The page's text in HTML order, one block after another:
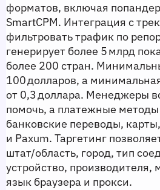
форматов, включая
SmartCPM. Интеграция с
фильтровать трафик по
генерирует более 5 млрд
более 200 стран.
100 долларов, а
от 0,3 доллара. Менеджеры
помочь, а платежные
банковские переводы,
и Paxum. Таргетинг
штат/область, город, тип
устройство, производителя,
язык браузера и прокси.